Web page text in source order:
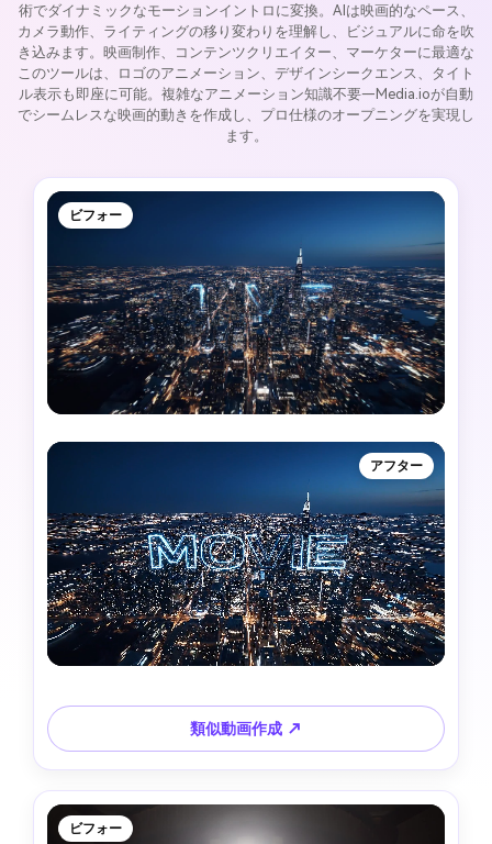
術でダイナミックなモーションイントロに変換。AIは映画的なペース、
カメラ動作、ライティングの移り変わりを理解し、ビジュアルに命を吹
き込みます。映画制作、コンテンツクリエイター、マーケターに最適な
このツールは、ロゴのアニメーション、デザインシークエンス、タイト
ル表示も即座に可能。複雑なアニメーション知識不要—Media.ioが自動
でシームレスな映画的動きを作成し、プロ仕様のオープニングを実現し
ます。
ビフォー
アフター
類似動画作成 ↗
ビフォー